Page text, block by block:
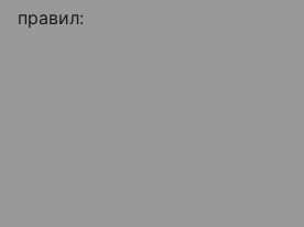
правил: